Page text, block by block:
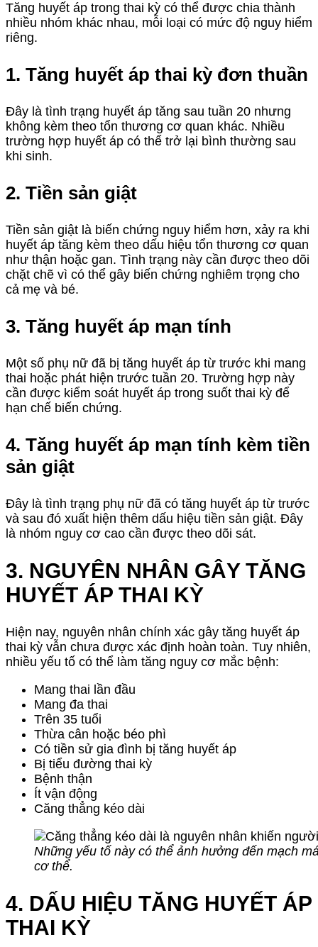
Tăng huyết áp trong thai kỳ có thể được chia thành
nhiều nhóm khác nhau, mỗi loại có mức độ nguy hiểm
riêng.
1. Tăng huyết áp thai kỳ đơn thuần
Đây là tình trạng huyết áp tăng sau tuần 20 nhưng
không kèm theo tổn thương cơ quan khác. Nhiều
trường hợp huyết áp có thể trở lại bình thường sau
khi sinh.
2. Tiền sản giật
Tiền sản giật là biến chứng nguy hiểm hơn, xảy ra khi
huyết áp tăng kèm theo dấu hiệu tổn thương cơ quan
như thận hoặc gan. Tình trạng này cần được theo dõi
chặt chẽ vì có thể gây biến chứng nghiêm trọng cho
cả mẹ và bé.
3. Tăng huyết áp mạn tính
Một số phụ nữ đã bị tăng huyết áp từ trước khi mang
thai hoặc phát hiện trước tuần 20. Trường hợp này
cần được kiểm soát huyết áp trong suốt thai kỳ để
hạn chế biến chứng.
4. Tăng huyết áp mạn tính kèm tiền
sản giật
Đây là tình trạng phụ nữ đã có tăng huyết áp từ trước
và sau đó xuất hiện thêm dấu hiệu tiền sản giật. Đây
là nhóm nguy cơ cao cần được theo dõi sát.
3. NGUYÊN NHÂN GÂY TĂNG
HUYẾT ÁP THAI KỲ
Hiện nay, nguyên nhân chính xác gây tăng huyết áp
thai kỳ vẫn chưa được xác định hoàn toàn. Tuy nhiên,
nhiều yếu tố có thể làm tăng nguy cơ mắc bệnh:
Mang thai lần đầu
Mang đa thai
Trên 35 tuổi
Thừa cân hoặc béo phì
Có tiền sử gia đình bị tăng huyết áp
Bị tiểu đường thai kỳ
Bệnh thận
Ít vận động
Căng thẳng kéo dài
Những yếu tố này có thể ảnh hưởng đến mạch
cơ thể.
4. DẤU HIỆU TĂNG HUYẾT ÁP
THAI KỲ